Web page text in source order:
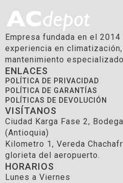
Empresa fundada en el
experiencia en
mantenimiento especializado
ENLACES
POLÍTICA DE PRIVACIDAD
POLÍTICA DE GARANTÍAS
POLÍTICAS DE DEVOLUCIÓN
VISÍTANOS
Ciudad Karga Fase 2,
(Antioquia)
Kilometro 1, Vereda
glorieta del aeropuerto.
HORARIOS
Lunes a Viernes